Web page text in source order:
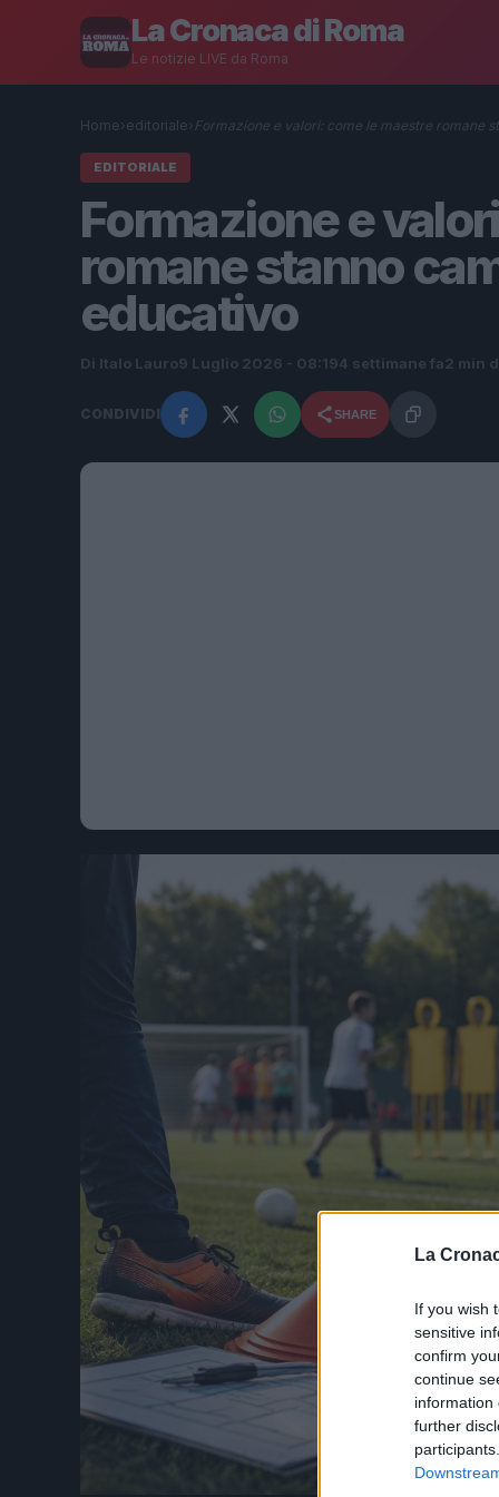
La
If you wish
sensitive
confirm
continue
information
further
La Cronaca di Roma
Le notizie LIVE da Roma
Home› editoriale› Formazione e valori: come le maestre romane
EDITORIALE
Formazione e
romane stanno
educativo
Di Italo Lauro9 Luglio 2026 - 08:194 settimane fa2 min
CONDIVIDI SHARE